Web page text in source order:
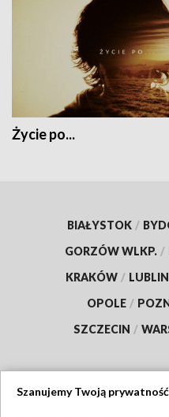
Życie po...
BIAŁYSTOK /
GORZÓW WLKP. /
KRAKÓW / LUBLIN
OPOLE /
SZCZECIN /
Szanujemy Twoją prywatność